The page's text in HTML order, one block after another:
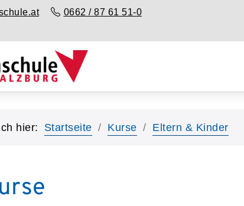
0662 / 87 61 51-0
hier: Startseite Kurse Eltern & Kinder